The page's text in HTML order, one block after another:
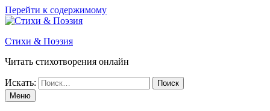
Перейти к содержимому
Стихи & Поэзия
Читать стихотворения онлайн
Искать:
Меню